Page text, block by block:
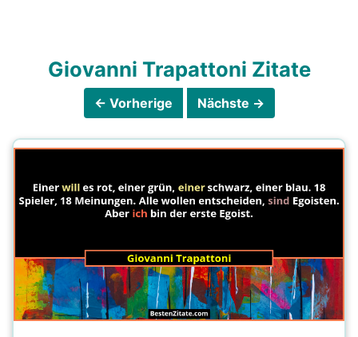
Giovanni Trapattoni Zitate
← Vorherige Nächste →